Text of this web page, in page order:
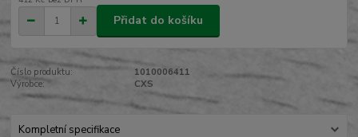
Přidat do košíku
Číslo produktu:
1010006411
Výrobce:
CXS
Kompletní specifikace